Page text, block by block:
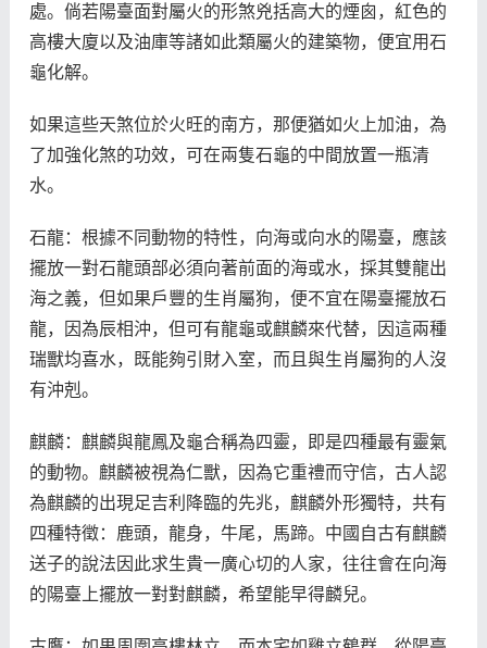
處。倘若陽臺面對屬火的形煞兇括高大的煙囪，紅色的
高樓大廈以及油庫等諸如此類屬火的建築物，便宜用石
龜化解。
如果這些天煞位於火旺的南方，那便猶如火上加油，為
了加強化煞的功效，可在兩隻石龜的中間放置一瓶清
水。
石龍：根據不同動物的特性，向海或向水的陽臺，應該
擺放一對石龍頭部必須向著前面的海或水，採其雙龍出
海之義，但如果戶豐的生肖屬狗，便不宜在陽臺擺放石
龍，因為辰相沖，但可有龍龜或麒麟來代替，因這兩種
瑞獸均喜水，既能夠引財入室，而且與生肖屬狗的人沒
有沖剋。
麒麟：麒麟與龍鳳及龜合稱為四靈，即是四種最有靈氣
的動物。麒麟被視為仁獸，因為它重禮而守信，古人認
為麒麟的出現足吉利降臨的先兆，麒麟外形獨特，共有
四種特徵：鹿頭，龍身，牛尾，馬蹄。中國自古有麒麟
送子的說法因此求生貴一廣心切的人家，往往會在向海
的陽臺上擺放一對對麒麟，希望能早得麟兒。